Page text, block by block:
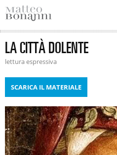
LA CITTÀ DOLENTE
lettura espressiva
SCARICA IL MATERIALE